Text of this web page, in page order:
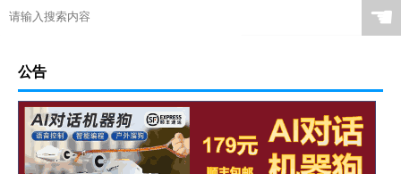
☚
公告